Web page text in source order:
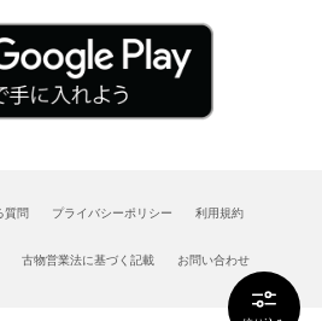
質問 プライバシーポリシー 利用規約
古物営業法に基づく記載 お問い合わせ